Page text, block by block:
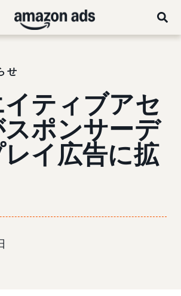
せ
ティブアセ
スポンサーデ
レイ広告に拡